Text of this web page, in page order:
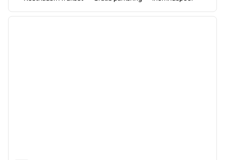
1 av 12
nästa